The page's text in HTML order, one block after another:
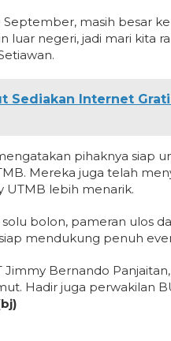
masih besar
luar negeri, jadi mari kita
Sediakan Internet
pihaknya siap
Mereka juga telah
UTMB lebih menarik.
bolon, pameran ulos
mendukung penuh
Jimmy Bernando
Hadir juga perwakilan
bj)